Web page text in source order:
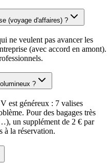
(voyage d'affaires) ?
ne veulent pas avancer les
(avec accord en amont).
?
est généreux : 7 valises
Pour des bagages très
un supplément de 2 € par
à la réservation.